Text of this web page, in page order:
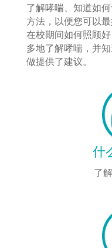
了解哮喘、知道如
方法，以便您可以
在校期间如何照顾
多地了解哮喘，并
做提供了建议。
什
了